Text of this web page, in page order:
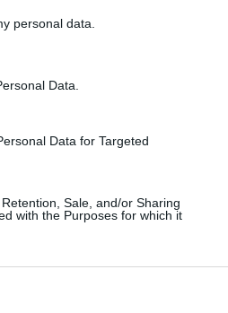
personal data.
Data.
Data for Targeted
Sale, and/or Sharing
with the Purposes for which it